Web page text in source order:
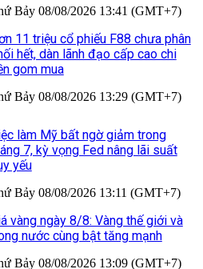
Bảy 08/08/2026 13:41 (GMT+7)
11 triệu cổ phiếu F88 chưa phân
hết, dàn lãnh đạo cấp cao chi
gom mua
Bảy 08/08/2026 13:29 (GMT+7)
làm Mỹ bất ngờ giảm trong
7, kỳ vọng Fed nâng lãi suất
yếu
Bảy 08/08/2026 13:11 (GMT+7)
vàng ngày 8/8: Vàng thế giới và
nước cùng bật tăng mạnh
Bảy 08/08/2026 13:09 (GMT+7)